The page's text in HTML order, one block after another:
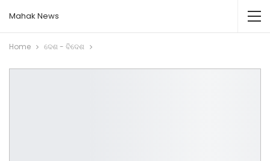
Mahak News
Home ଦେଶ - ବିଦେଶ